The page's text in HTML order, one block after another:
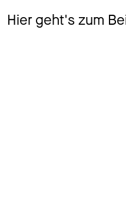
Hier geht's zum